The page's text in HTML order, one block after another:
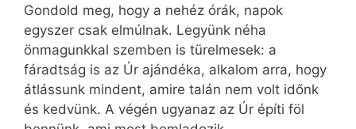
Gondold meg, hogy a nehéz órák, napok
egyszer csak elmúlnak. Legyünk néha
önmagunkkal szemben is türelmesek: a
fáradtság is az Úr ajándéka, alkalom arra, hogy
átlássunk mindent, amire talán nem volt időnk
és kedvünk. A végén ugyanaz az Úr építi föl